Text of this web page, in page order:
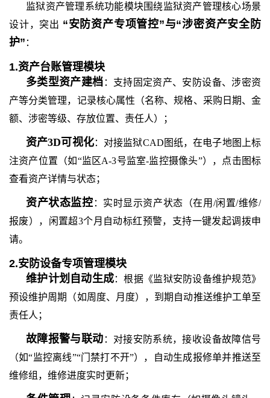
监狱资产管理系统功能模块围绕监狱资产管理核心场景
设计，突出 “安防资产专项管控”与“涉密资产安全防
护” ：
1.资产台账管理模块
多类型资产建档 ：支持固定资产、安防设备、涉密资
产等分类管理，记录核心属性（名称、规格、采购日期、金
额、涉密等级、存放位置、责任人）；
资产3D可视化：对接监狱CAD图纸，在电子地图上标
注资产位置（如“监区A-3号监室-监控摄像头”），点击图标
查看资产详情与状态；
资产状态监控 ：实时显示资产状态（在用 /闲置/维修/
报废），闲置超3个月自动标红预警，支持一键发起调拨申
请。
2.安防设备专项管理模块
维护计划自动生成：根据《监狱安防设备维护规范》
预设维护周期（如周度、月度），到期自动推送维护工单至
责任人；
故障报警与联动 ：对接安防系统，接收设备故障信号
（如“监控离线”“门禁打不开”），自动生成报修单并推送至
维修组，维修进度实时更新；